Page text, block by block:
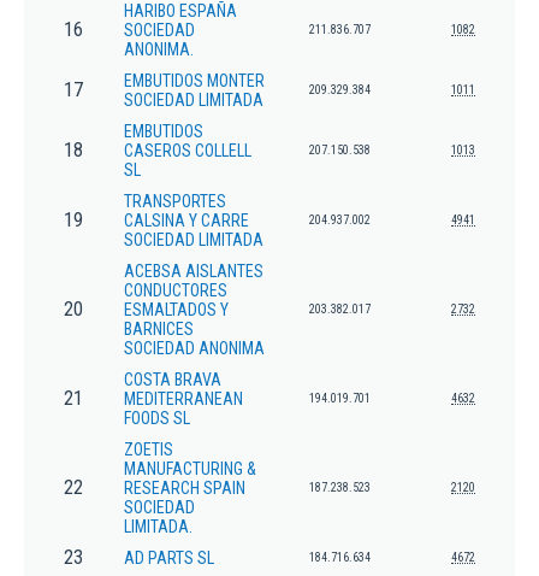
16
HARIBO ESPAÑA
SOCIEDAD
ANONIMA.
211.836.707 1082
17
EMBUTIDOS MONTER
SOCIEDAD LIMITADA
209.329.384 1011
18
EMBUTIDOS
CASEROS COLLELL
SL
207.150.538 1013
19
TRANSPORTES
CALSINA Y CARRE
SOCIEDAD LIMITADA
204.937.002 4941
20
ACEBSA AISLANTES
CONDUCTORES
ESMALTADOS Y
BARNICES
SOCIEDAD ANONIMA
203.382.017 2732
21
COSTA BRAVA
MEDITERRANEAN
FOODS SL
194.019.701 4632
22
ZOETIS
MANUFACTURING &
RESEARCH SPAIN
SOCIEDAD
LIMITADA.
187.238.523 2120
23 AD PARTS SL 184.716.634 4672